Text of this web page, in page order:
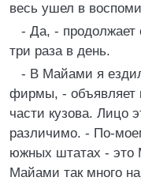
весь ушел в
- Да, -
три раза в день.
- В Майами я
фирмы, - объявляет
части кузова. Лицо
различимо. - По-
южных штатах -
Майами так много